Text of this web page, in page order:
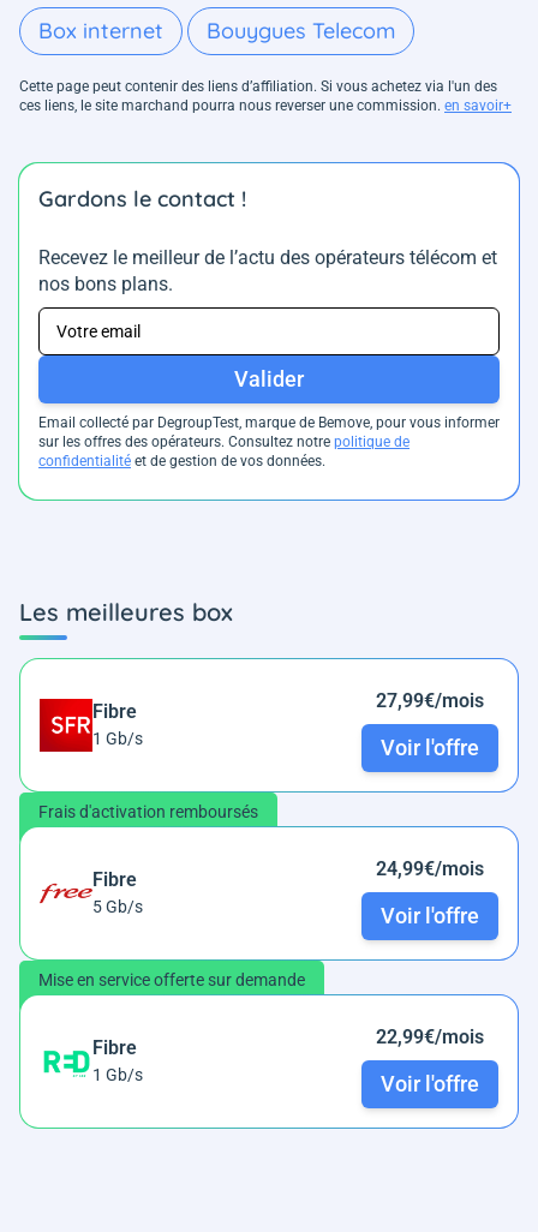
Box internet Bouygues Telecom
Cette page peut contenir des liens d’affiliation. Si vous achetez via l'un des
ces liens, le site marchand pourra nous reverser une commission. en savoir+
Gardons le contact !
Recevez le meilleur de l’actu des opérateurs télécom et
nos bons plans.
Valider
Email collecté par DegroupTest, marque de Bemove, pour vous informer
sur les offres des opérateurs. Consultez notre politique de
confidentialité et de gestion de vos données.
Les meilleures box
Fibre
1 Gb/s
27,99€/mois
Voir l'offre
Frais d'activation remboursés
Fibre
5 Gb/s
24,99€/mois
Voir l'offre
Mise en service offerte sur demande
Fibre
1 Gb/s
22,99€/mois
Voir l'offre